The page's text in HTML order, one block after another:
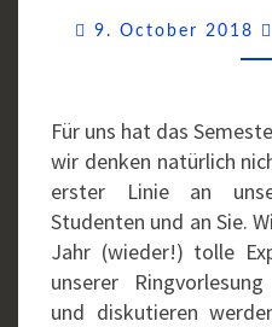
9. October 2018
Für uns hat das
wir denken natürlich
erster Linie an
Studenten und an Sie.
Jahr (wieder!) tolle
unserer
und diskutieren